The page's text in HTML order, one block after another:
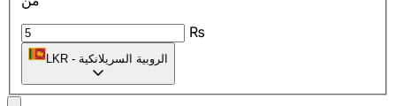
₨
LKR - الروبية السريلانكية